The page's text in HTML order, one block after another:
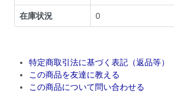
在庫状況 0
特定商取引法に基づく表記（返品等）
この商品を友達に教える
この商品について問い合わせる